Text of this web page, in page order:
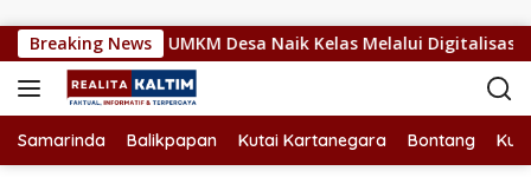
Breaking News
Dorong UMKM Desa Naik Kelas Melalui Digitalisasi
Samarinda Balikpapan Kutai Kartanegara Bontang